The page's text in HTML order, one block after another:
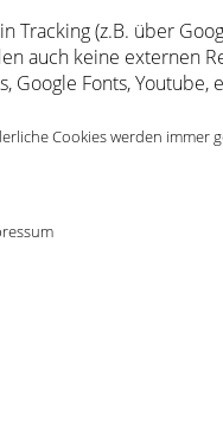
Tracking (z.B. über
auch keine externen
Google Fonts, Youtube,
Cookies werden immer